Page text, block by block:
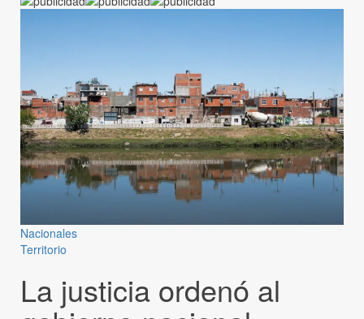
Nacionales
Territorio
La justicia ordenó al